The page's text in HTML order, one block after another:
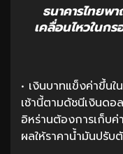
ธนาคารไทยพ
เคลื่อนไหวในก
• เงินบาทแข็งค่าขึ้น
เช้านี้ตามดัชนีเงินด
อิหร่านต้องการเก็บ
ผลให้ราคาน้ำมันปรับ